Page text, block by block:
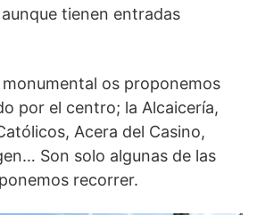
tienen entradas
os proponemos
por el centro; la Alcaicería,
Acera del Casino,
Son solo algunas de las
recorrer.